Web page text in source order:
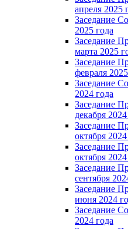
апреля 2025
Заседание
2025 года
Заседание
марта 2025
Заседание
февраля
Заседание
2024 года
Заседание
декабря
Заседание
октября 2024
Заседание
октября 2024
Заседание
сентября
Заседание
июня 2024
Заседание
2024 года